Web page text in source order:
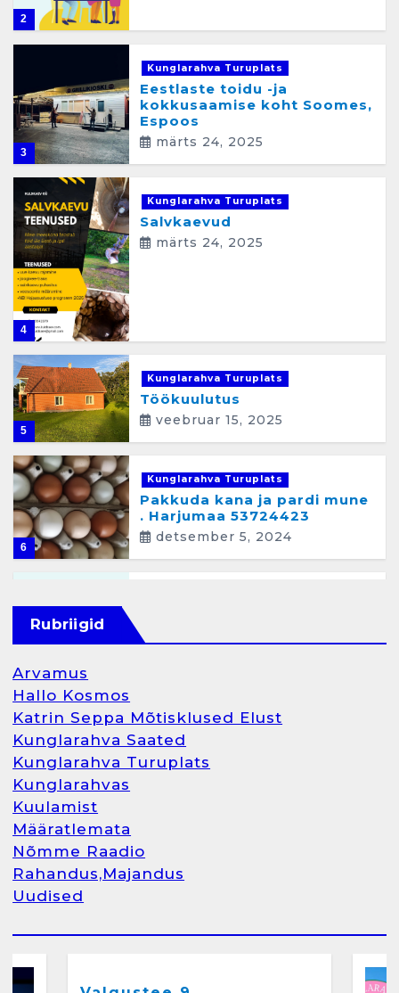
2
3
Kunglarahva Turuplats
Eestlaste toidu -ja
kokkusaamise koht Soomes,
Espoos
märts 24, 2025
4
Kunglarahva Turuplats
Salvkaevud
märts 24, 2025
5
Kunglarahva Turuplats
Töökuulutus
veebruar 15, 2025
6
Kunglarahva Turuplats
Pakkuda kana ja pardi mune
. Harjumaa 53724423
detsember 5, 2024
1
2
Kunglarahva Turuplats
kokkusaamise koht Soomes,
Rubriigid
Arvamus
Hallo Kosmos
Katrin Seppa Mõtisklused Elust
Kunglarahva Saated
Kunglarahva Turuplats
Kunglarahvas
Kuulamist
Määratlemata
Nõmme Raadio
Rahandus,Majandus
Uudised